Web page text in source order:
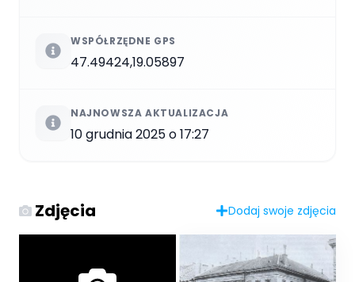
WSPÓŁRZĘDNE GPS
47.49424,19.05897
NAJNOWSZA AKTUALIZACJA
10 grudnia 2025 o 17:27
Zdjęcia Dodaj swoje zdjęcia